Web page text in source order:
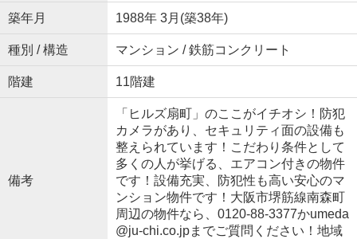
築年月 1988年 3月(築38年)
種別 / 構造 マンション / 鉄筋コンクリート
階建 11階建
備考
「ヒルズ扇町」のここがイチオシ！防犯
カメラがあり、セキュリティ面の設備も
整えられています！こだわり条件として
多くの人が挙げる、エアコン付きの物件
です！設備充実、防犯性も高い安心のマ
ンション物件です！大阪市堺筋線南森町
周辺の物件なら、0120-88-3377かumeda
@ju-chi.co.jpまでご質問ください！地域